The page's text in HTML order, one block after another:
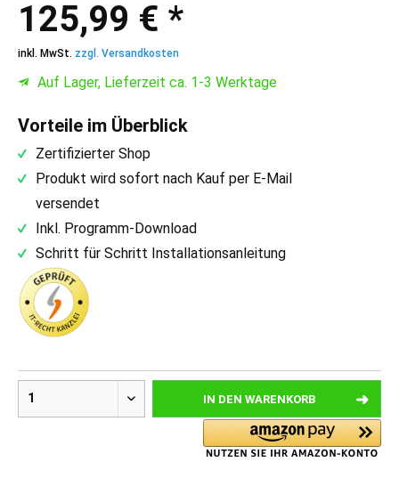
125,99 € *
inkl. MwSt. zzgl. Versandkosten
Auf Lager, Lieferzeit ca. 1-3 Werktage
Vorteile im Überblick
Zertifizierter Shop
Produkt wird sofort nach Kauf per E-Mail
versendet
Inkl. Programm-Download
Schritt für Schritt Installationsanleitung
IN DEN WARENKORB